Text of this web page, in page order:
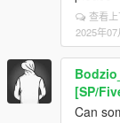
查看
2025年07
[SP/
Can